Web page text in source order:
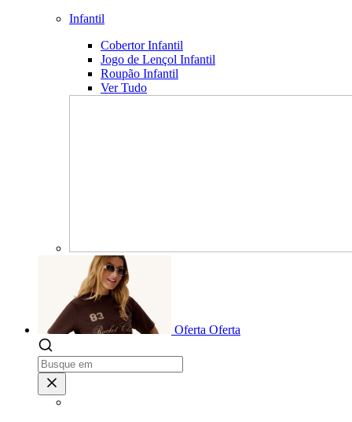
Infantil
Cobertor Infantil
Jogo de Lençol Infantil
Roupão Infantil
Ver Tudo
Oferta Oferta